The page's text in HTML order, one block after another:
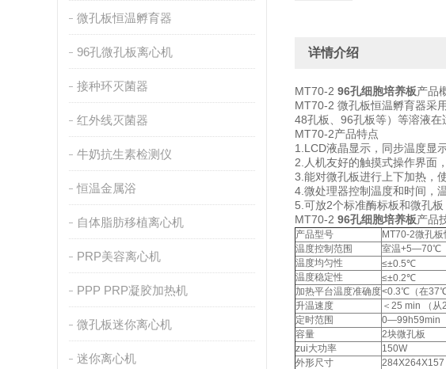
微孔板恒温孵育器
96孔微孔板离心机
接种环灭菌器
红外线灭菌器
牛奶抗生素检测仪
恒温金属浴
自体脂肪移植离心机
PRP美容离心机
PPP PRP凝胶加热机
微孔板迷你离心机
迷你离心机
详情介绍
MT70-2 96孔细胞培养板产品
MT70-2 微孔板恒温孵育器采
48孔板、96孔板等）等溶液在
MT70-2产品特点
1.LCD液晶显示，同步温度显
2.人机友好的触摸式操作界面
3.能对微孔板进行上下加热，
4.微处理器控制温度和时间，
5.可放2个标准酶标板和微孔
MT70-2 96孔细胞培养板产品
产品型号 MT70-2微孔
温度控制范围
室温+5—70℃
温度均匀性
≤±0.5℃
温度稳定性
≤±0.2℃
加热平台温度准确度<0.3℃（在37℃
升温速度
＜25 min （
定时范围
0—99h59min
容量
2块微孔板
zui大功率
150W
外形尺寸
284X264X157